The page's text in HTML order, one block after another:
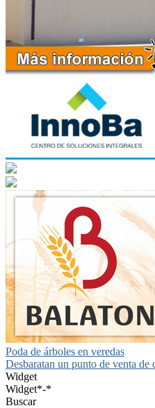
Navegación
de
entradas
Poda de árboles en veredas
Desbaratan un punto de venta de
Widget
Widget*-*
Buscar